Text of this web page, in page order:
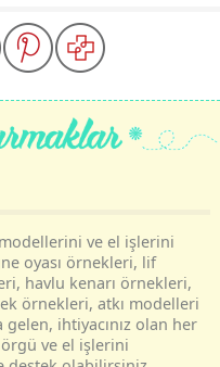
ve el işlerini
oyası örnekleri, lif
havlu kenarı örnekleri,
örnekleri, atkı modelleri
gelen, ihtiyacınız olan her
örgü ve el işlerini